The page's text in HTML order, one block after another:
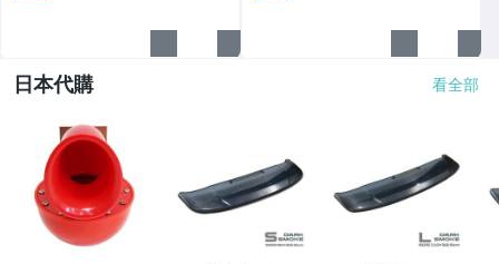
日本代購 看全部